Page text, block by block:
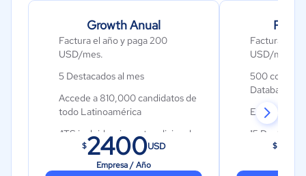
Growth Anual
Factura el año y paga 200
USD/mes.
5 Destacados al mes
Accede a 810,000 candidatos de
todo Latinoamérica
ATS incluido, sin costo adicional
Candidatos sugeridos en un click
$2400USD
Empresa / Año
Factura el
USD/mes.
500
Database al
Empleos
15
todo
$